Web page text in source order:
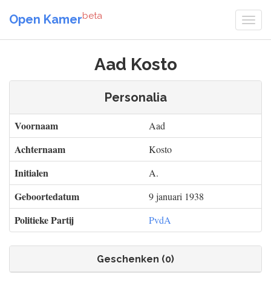
Open Kamerbeta
Aad Kosto
Personalia
Voornaam Aad
Achternaam Kosto
Initialen A.
Geboortedatum 9 januari 1938
Politieke Partij PvdA
Geschenken (0)